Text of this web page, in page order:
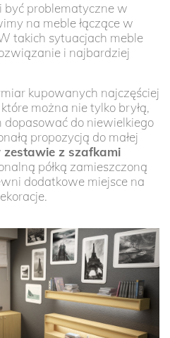
być problematyczne w
na meble łączące w
takich sytuacjach meble
i najbardziej
kupowanych najczęściej
można nie tylko bryłą,
dopasować do niewielkiego
propozycją do małej
zestawie z szafkami
półką zamieszczoną
dodatkowe miejsce na